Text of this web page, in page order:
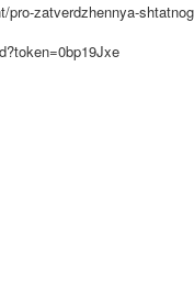
pro-zatverdzhennya-